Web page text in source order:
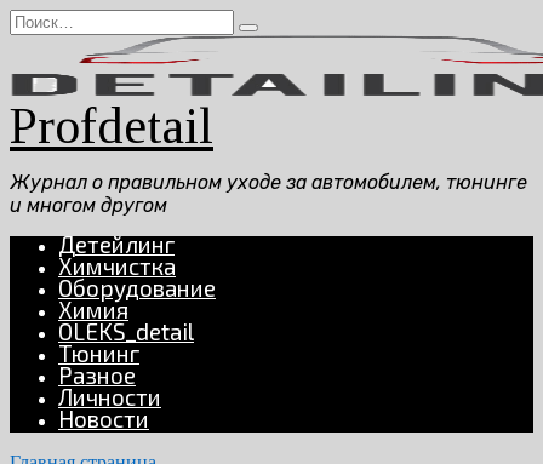
Перейти
к
содержанию
Search
for:
Profdetail
Журнал о правильном уходе за автомобилем, тюнинге
и многом другом
Детейлинг
Химчистка
Оборудование
Химия
OLEKS_detail
Тюнинг
Разное
Личности
Новости